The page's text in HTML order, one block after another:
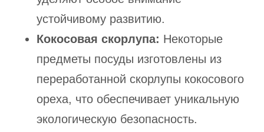
устойчивому развитию.
Кокосовая скорлупа: Некоторые
предметы посуды изготовлены из
переработанной скорлупы кокосового
ореха, что обеспечивает уникальную
экологическую безопасность.